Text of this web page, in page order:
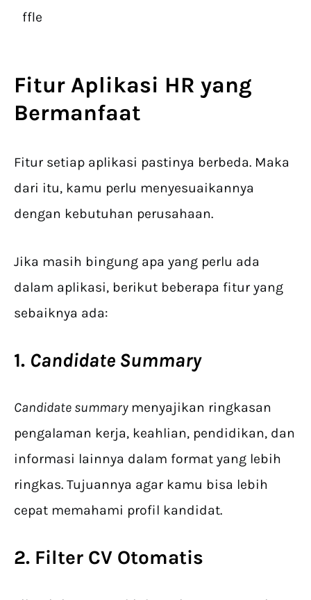
ffle
Fitur Aplikasi HR yang
Bermanfaat
Fitur setiap aplikasi pastinya berbeda. Maka
dari itu, kamu perlu menyesuaikannya
dengan kebutuhan perusahaan.
Jika masih bingung apa yang perlu ada
dalam aplikasi, berikut beberapa fitur yang
sebaiknya ada:
1. Candidate Summary
Candidate summary menyajikan ringkasan
pengalaman kerja, keahlian, pendidikan, dan
informasi lainnya dalam format yang lebih
ringkas. Tujuannya agar kamu bisa lebih
cepat memahami profil kandidat.
2. Filter CV Otomatis